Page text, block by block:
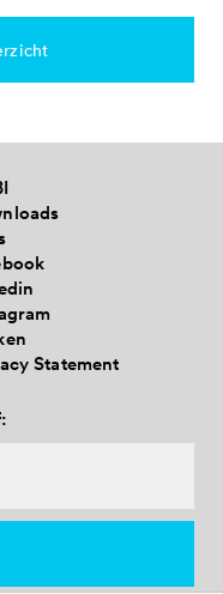
2028
samenhang
Statement